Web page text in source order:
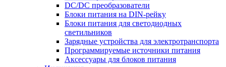
DC/DC преобразователи
Блоки питания на DIN-рейку
Блоки питания для светодиодных
светильников
Зарядные устройства для электротранспорта
Программируемые источники питания
Аксессуары для блоков питания